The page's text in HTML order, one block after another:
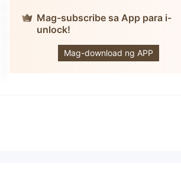
Mag-subscribe sa App para i-
unlock!
Mag-download ng APP